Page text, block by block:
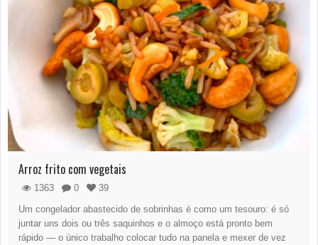
Arroz frito com vegetais
1363 0
39
Um congelador abastecido de sobrinhas é como um tesouro: é só
juntar uns dois ou três saquinhos e o almoço está pronto bem
rápido — o único trabalho colocar tudo na panela e mexer de vez